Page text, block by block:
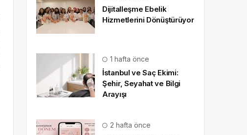
Dijitalleşme Ebelik
Hizmetlerini Dönüştürüyor
1 hafta önce
İstanbul ve Saç Ekimi:
Şehir, Seyahat ve Bilgi
Arayışı
2 hafta önce